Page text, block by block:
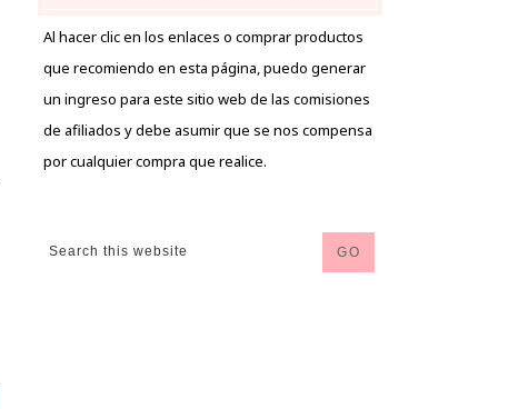
Al hacer clic en los enlaces o comprar productos
que recomiendo en esta página, puedo generar
un ingreso para este sitio web de las comisiones
de afiliados y debe asumir que se nos compensa
por cualquier compra que realice.